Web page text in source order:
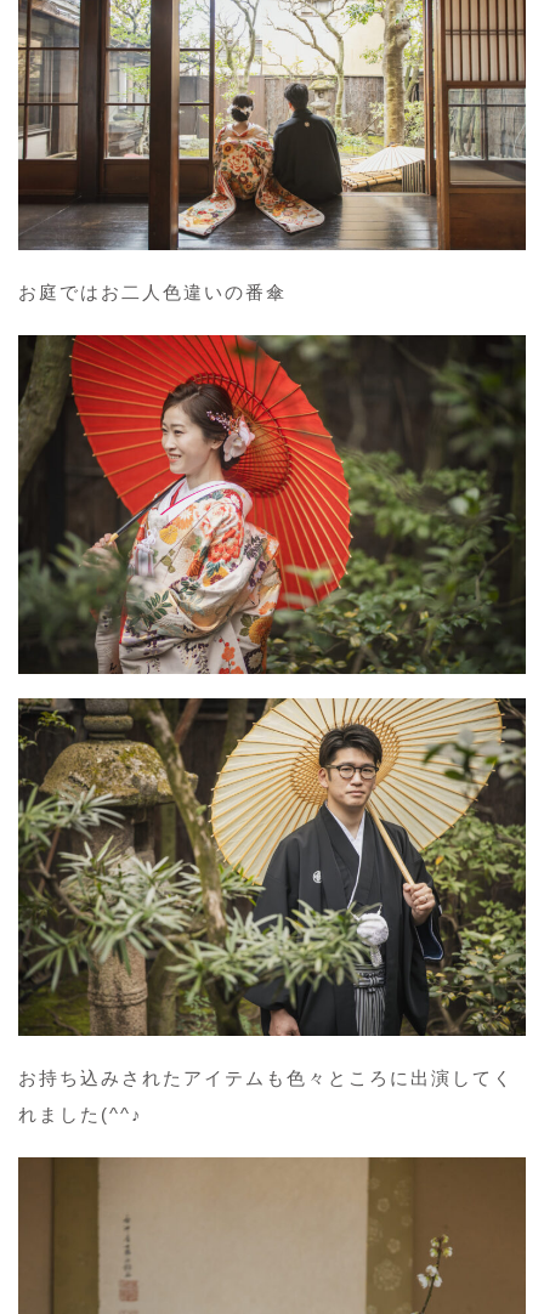
お庭ではお二人色違いの番傘
お持ち込みされたアイテムも色々ところに出演してく
れました(^^♪